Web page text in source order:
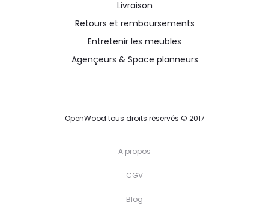
Livraison
Retours et remboursements
Entretenir les meubles
Agençeurs & Space planneurs
OpenWood tous droits réservés © 2017
A propos
CGV
Blog